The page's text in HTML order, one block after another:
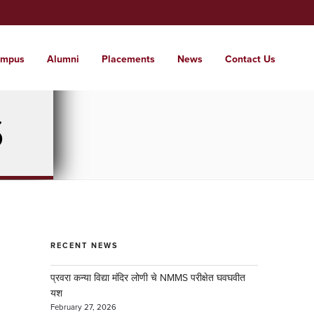
Alumni Placements News Contact Us
of the institute
a world where students are nurtured into
citizens with local roots.
of institutes from KG to PG and
. . .
campus for care free learning.
RECENT NEWS
प्रवरा कन्या विद्या मंदिर लोणी चे NMMS परीक्षेत घवघवीत
यश
February 27, 2026